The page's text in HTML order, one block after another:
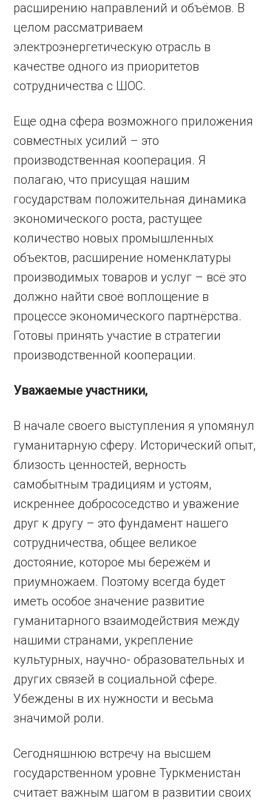
расширению направлений и объёмов. В
целом рассматриваем
электроэнергетическую отрасль в
качестве одного из приоритетов
сотрудничества с ШОС.
Еще одна сфера возможного приложения
совместных усилий – это
производственная кооперация. Я
полагаю, что присущая нашим
государствам положительная динамика
экономического роста, растущее
количество новых промышленных
объектов, расширение номенклатуры
производимых товаров и услуг – всё это
должно найти своё воплощение в
процессе экономического партнёрства.
Готовы принять участие в стратегии
производственной кооперации.
Уважаемые участники,
В начале своего выступления я упомянул
гуманитарную сферу. Исторический опыт,
близость ценностей, верность
самобытным традициям и устоям,
искреннее добрососедство и уважение
друг к другу – это фундамент нашего
сотрудничества, общее великое
достояние, которое мы бережём и
приумножаем. Поэтому всегда будет
иметь особое значение развитие
гуманитарного взаимодействия между
нашими странами, укрепление
культурных, научно- образовательных и
других связей в социальной сфере.
Убеждены в их нужности и весьма
значимой роли.
Сегодняшнюю встречу на высшем
государственном уровне Туркменистан
считает важным шагом в развитии своих